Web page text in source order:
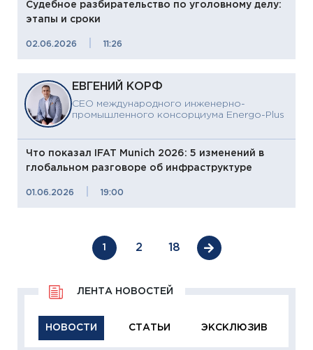
Судебное разбирательство по уголовному делу:
этапы и сроки
02.06.2026 11:26
ЕВГЕНИЙ КОРФ
CEO международного инженерно-
промышленного консорциума Energo-Plus
Что показал IFAT Munich 2026: 5 изменений в
глобальном разговоре об инфраструктуре
01.06.2026 19:00
1 2 18
НОВОСТИ СТАТЬИ ЭКСКЛЮЗИВ
ЛЕНТА НОВОСТЕЙ